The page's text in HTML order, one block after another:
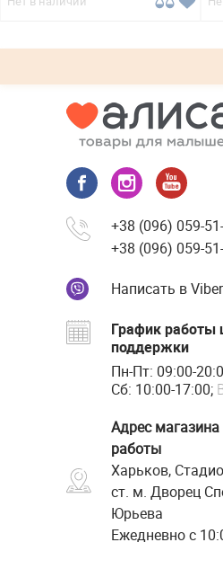
+38 (096) 059-
+38 (096) 059-
Написать в Viber
График работы
поддержки
Пн-Пт: 09:00-
Сб: 10:00-17:00;
Адрес
работы
Харьков,
ст. м. Дворец
Юрьева
Ежедневно с